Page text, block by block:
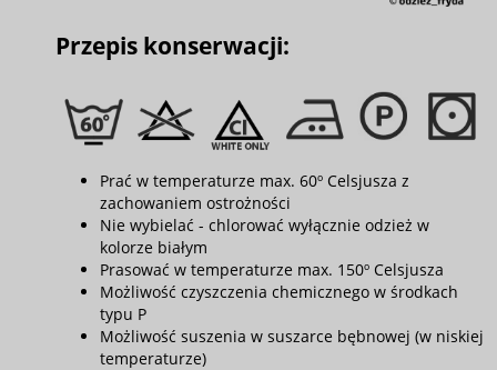
Przepis konserwacji:
Prać w temperaturze max. 60º Celsjusza z
zachowaniem ostrożności
Nie wybielać - chlorować wyłącznie odzież w
kolorze białym
Prasować w temperaturze max. 150º Celsjusza
Możliwość czyszczenia chemicznego w środkach
typu P
Możliwość suszenia w suszarce bębnowej (w niskiej
temperaturze)